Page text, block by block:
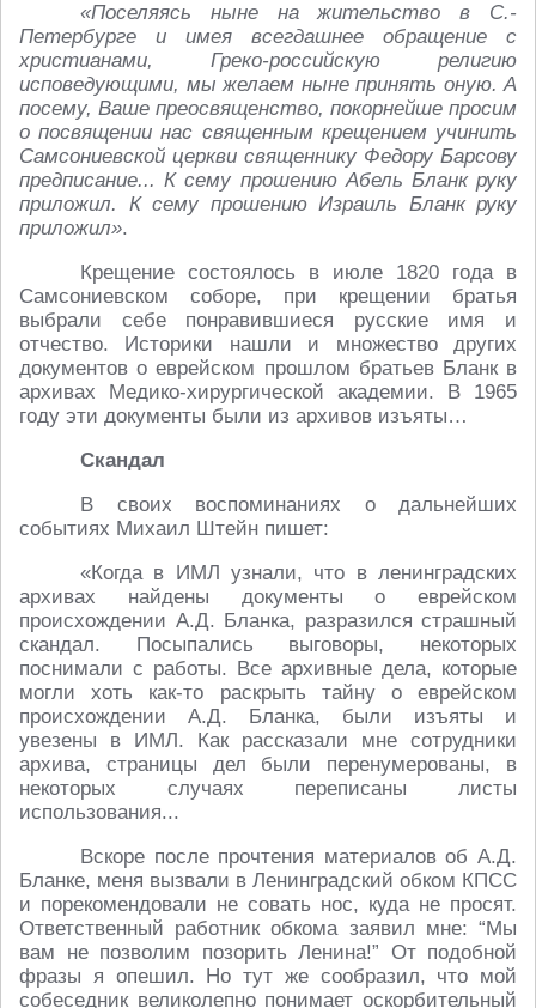
«Поселяясь ныне на жительство в С.-
Петербурге и имея всегдашнее обращение с
христианами, Греко-российскую религию
исповедующими, мы желаем ныне принять оную. А
посему, Ваше преосвященство, покорнейше просим
о посвящении нас священным крещением учинить
Самсониевской церкви священнику Федору Барсову
предписание... К сему прошению Абель Бланк руку
приложил. К сему прошению Израиль Бланк руку
приложил».
Крещение состоялось в июле 1820 года в
Самсониевском соборе, при крещении братья
выбрали себе понравившиеся русские имя и
отчество. Историки нашли и множество других
документов о еврейском прошлом братьев Бланк в
архивах Медико-хирургической академии. В 1965
году эти документы были из архивов изъяты…
Скандал
В своих воспоминаниях о дальнейших
событиях Михаил Штейн пишет:
«Когда в ИМЛ узнали, что в ленинградских
архивах найдены документы о еврейском
происхождении А.Д. Бланка, разразился страшный
скандал. Посыпались выговоры, некоторых
поснимали с работы. Все архивные дела, которые
могли хоть как-то раскрыть тайну о еврейском
происхождении А.Д. Бланка, были изъяты и
увезены в ИМЛ. Как рассказали мне сотрудники
архива, страницы дел были перенумерованы, в
некоторых случаях переписаны листы
использования...
Вскоре после прочтения материалов об А.Д.
Бланке, меня вызвали в Ленинградский обком КПСС
и порекомендовали не совать нос, куда не просят.
Ответственный работник обкома заявил мне: “Мы
вам не позволим позорить Ленина!” От подобной
фразы я опешил. Но тут же сообразил, что мой
собеседник великолепно понимает оскорбительный